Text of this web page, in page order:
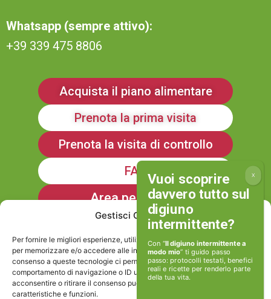
Gestisci Consenso
Per fornire le migliori esperienze, utilizziamo tecnologie come i cookie
per memorizzare e/o accedere alle informazioni del dispositivo. Il
consenso a queste tecnologie ci permetterà di elaborare dati come il
comportamento di navigazione o ID unici su questo sito. Non
acconsentire o ritirare il consenso può influire negativamente su alcune
caratteristiche e funzioni.
Whatsapp (sempre attivo):
+39 339 475 8806
Acquista il piano alimentare
Prenota la prima visita
Prenota la visita di controllo
FAQ
Area personale
Iscriviti alla Newsletter
Informativa sulla Privacy
Con “Il digiuno intermittente a
modo mio” ti guido passo
passo: protocolli testati, benefici
reali e ricette per renderlo parte
della tua vita.